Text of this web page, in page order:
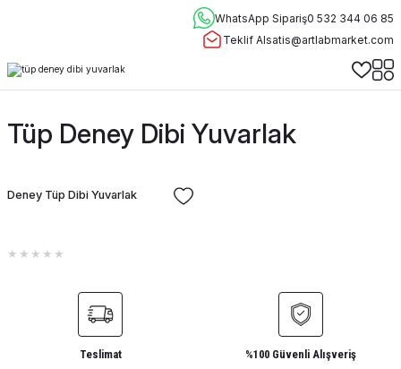
WhatsApp Sipariş0 532 344 06 85
Teklif Alsatis@artlabmarket.com
Tüp Deney Dibi Yuvarlak
Deney Tüp Dibi Yuvarlak
Teslimat
%100 Güvenli Alışveriş